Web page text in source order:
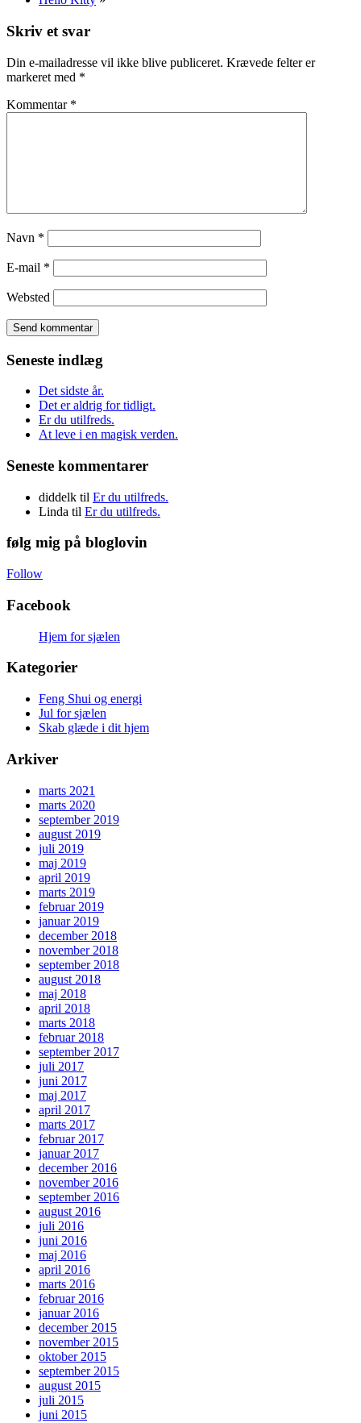
Skriv et svar
Din e-mailadresse vil ikke blive publiceret. Krævede felter er
markeret med *
Kommentar *
Navn *
E-mail *
Websted
Seneste indlæg
Det sidste år.
Det er aldrig for tidligt.
Er du utilfreds.
At leve i en magisk verden.
Seneste kommentarer
diddelk til Er du utilfreds.
Linda til Er du utilfreds.
følg mig på bloglovin
Follow
Facebook
Hjem for sjælen
Kategorier
Feng Shui og energi
Jul for sjælen
Skab glæde i dit hjem
Arkiver
marts 2021
marts 2020
september 2019
august 2019
juli 2019
maj 2019
april 2019
marts 2019
februar 2019
januar 2019
december 2018
november 2018
september 2018
august 2018
maj 2018
april 2018
marts 2018
februar 2018
september 2017
juli 2017
juni 2017
maj 2017
april 2017
marts 2017
februar 2017
januar 2017
december 2016
november 2016
september 2016
august 2016
juli 2016
juni 2016
maj 2016
april 2016
marts 2016
februar 2016
januar 2016
december 2015
november 2015
oktober 2015
september 2015
august 2015
juli 2015
juni 2015